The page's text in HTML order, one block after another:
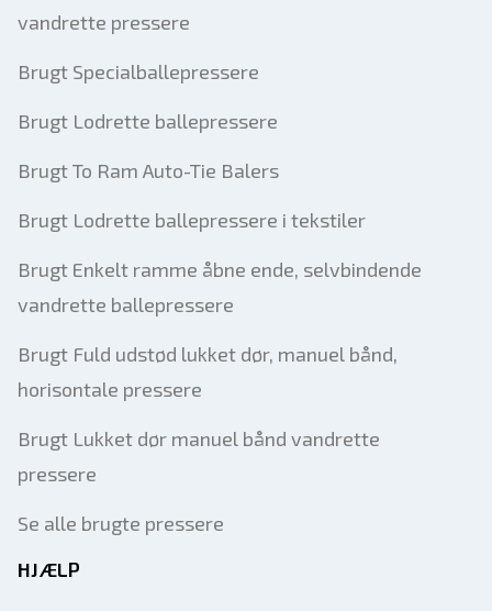
vandrette pressere
Brugt Specialballepressere
Brugt Lodrette ballepressere
Brugt To Ram Auto-Tie Balers
Brugt Lodrette ballepressere i tekstiler
Brugt Enkelt ramme åbne ende, selvbindende
vandrette ballepressere
Brugt Fuld udstød lukket dør, manuel bånd,
horisontale pressere
Brugt Lukket dør manuel bånd vandrette
pressere
Se alle brugte pressere
HJÆLP